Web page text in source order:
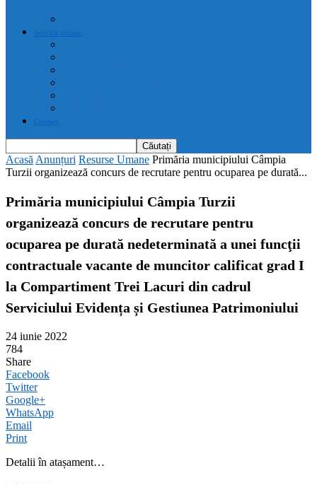
Servicii online
Contact
AcasăAnunțuri Resurse Umane Primăria municipiului Câmpia
Turzii organizează concurs de recrutare pentru ocuparea pe durată...
Primăria municipiului Câmpia Turzii
organizează concurs de recrutare pentru
ocuparea pe durată nedeterminată a unei funcţii
contractuale vacante de muncitor calificat grad I
la Compartiment Trei Lacuri din cadrul
Serviciului Evidența și Gestiunea Patrimoniului
24 iunie 2022
784
Share
Facebook
Twitter
Google+
WhatsApp
Email
Print
Detalii în atașament…